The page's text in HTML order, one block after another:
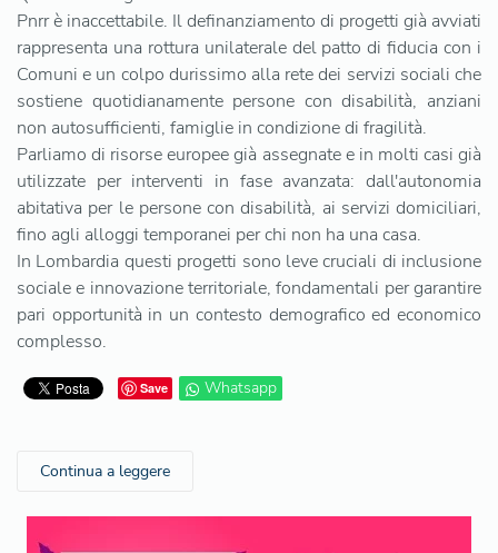
Pnrr è inaccettabile. Il definanziamento di progetti già avviati
rappresenta una rottura unilaterale del patto di fiducia con i
Comuni e un colpo durissimo alla rete dei servizi sociali che
sostiene quotidianamente persone con disabilità, anziani
non autosufficienti, famiglie in condizione di fragilità.
Parliamo di risorse europee già assegnate e in molti casi già
utilizzate per interventi in fase avanzata: dall'autonomia
abitativa per le persone con disabilità, ai servizi domiciliari,
fino agli alloggi temporanei per chi non ha una casa.
In Lombardia questi progetti sono leve cruciali di inclusione
sociale e innovazione territoriale, fondamentali per garantire
pari opportunità in un contesto demografico ed economico
complesso.
Save Whatsapp
Continua a leggere